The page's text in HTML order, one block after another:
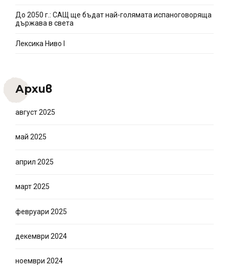
До 2050 г.: САЩ ще бъдат най-голямата испаноговоряща
държава в света
Лексика Ниво I
Архив
август 2025
май 2025
април 2025
март 2025
февруари 2025
декември 2024
ноември 2024